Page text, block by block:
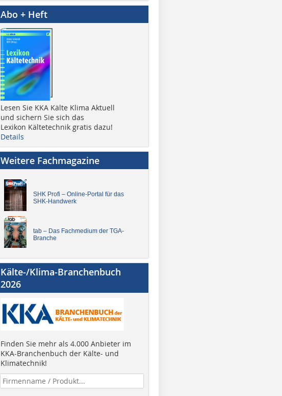
Abo + Heft
Lesen Sie KKA Kälte Klima Aktuell
und sichern Sie sich das
Lexikon Kältetechnik gratis dazu!
Details
Weitere Fachmagazine
SHK Profi – Online-Portal für das
SHK-Handwerk
tab – Das Fachmedium der TGA-
Branche
Kälte-/Klima-Branchenbuch
2026
Finden Sie mehr als 4.000 Anbieter im
KKA-Branchenbuch der Kälte- und
Klimatechnik!